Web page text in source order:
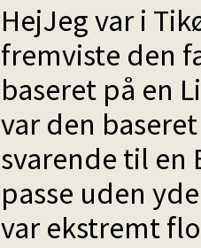
HejJeg var i
fremviste den
baseret på en
var den
svarende til en
passe uden
var ekstremt